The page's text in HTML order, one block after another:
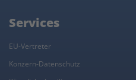
Services
EU-Vertreter
Konzern-Datenschutz